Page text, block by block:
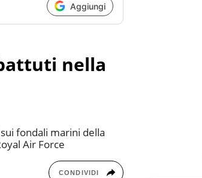
Aggiungi
nella
fondali marini della
Air Force
CONDIVIDI